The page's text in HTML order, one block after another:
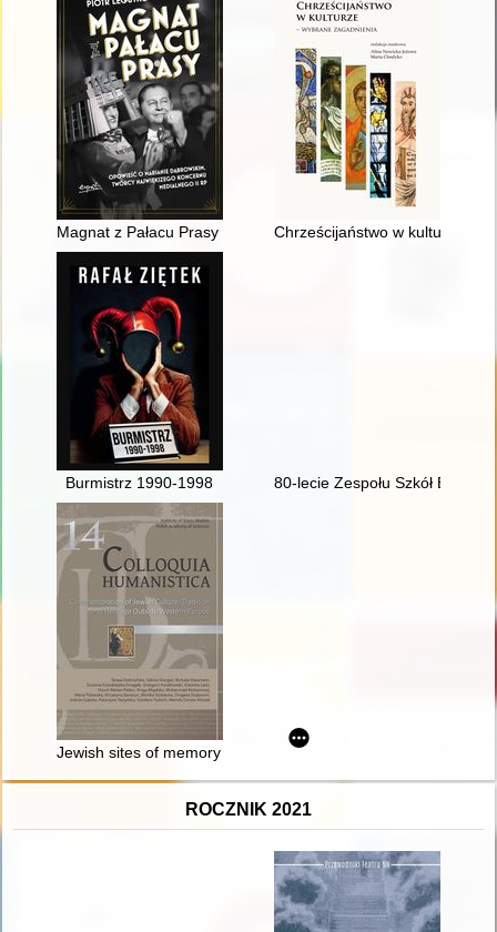
Magnat z Pałacu Prasy : opowieść o Marianie Dąbrowskim,
Chrześcijaństwo w kulturze :
Burmistrz 1990-1998 80-lecie Zespołu Szkół
Jewish sites of memory in Europe : local, national and
ROCZNIK 2021